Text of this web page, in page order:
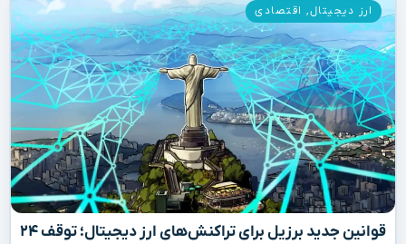
قوانین جدید برزیل برای تراکنش‌های ارز دیجیتال؛ توقف ۲۴
ارز دیجیتال, اقتصادی